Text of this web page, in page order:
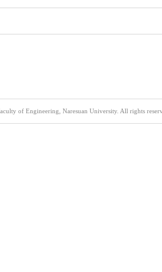
of Engineering, Naresuan University. All rights